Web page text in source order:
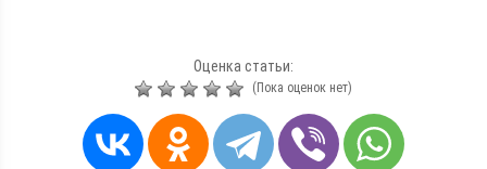
Оценка статьи:
(Пока оценок нет)